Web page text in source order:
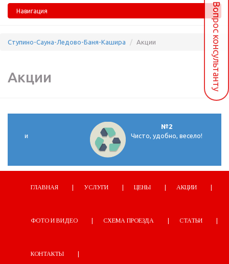
Ступино-Сауна-Ледово-Баня-Кашира Акции
Акции
Чисто, удобно, весело!
ГЛАВНАЯ УСЛУГИ ЦЕНЫ АКЦИИ
ФОТО И ВИДЕО СХЕМА ПРОЕЗДА СТАТЬИ
КОНТАКТЫ
Вопрос консультанту